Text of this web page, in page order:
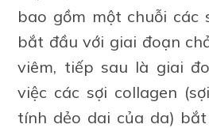
bao gồm một chuỗi các
bắt đầu với giai đoạn
viêm, tiếp sau là giai
việc các sợi collagen
tính dẻo dai của da)